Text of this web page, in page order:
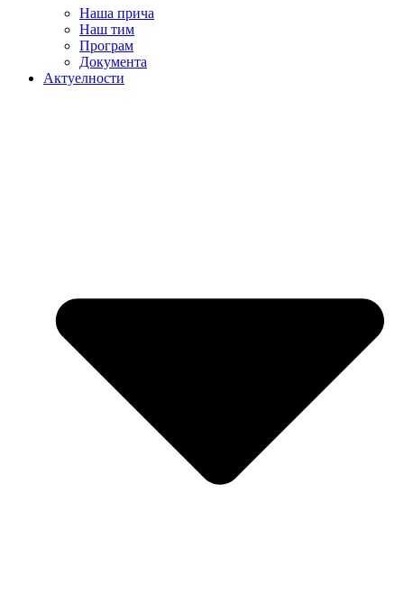
Наша прича
Наш тим
Програм
Документа
Актуелности